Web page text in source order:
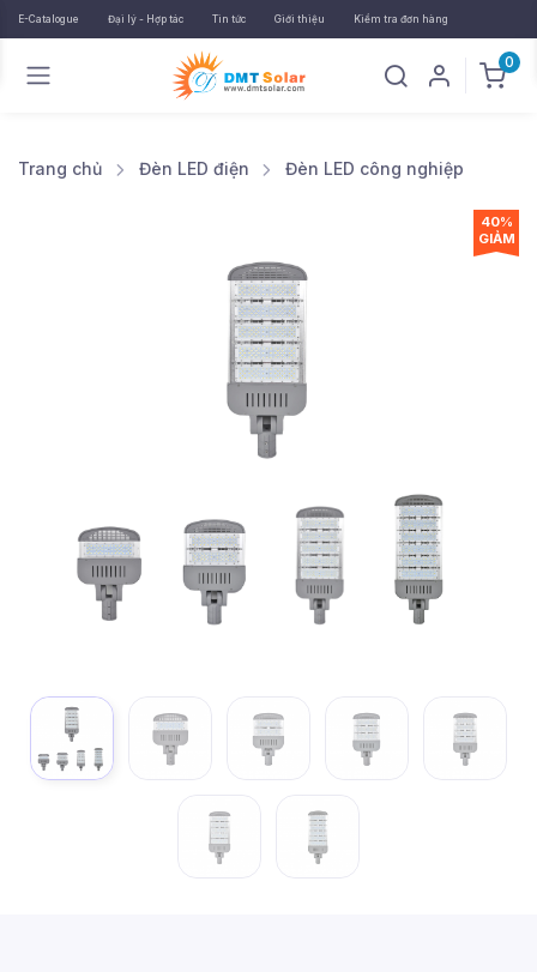
E-Catalogue Đại lý - Hợp tác Tin tức Giới thiệu Kiểm tra đơn hàng
0
Trang chủ Đèn LED điện Đèn LED công nghiệp
40%
GIẢM